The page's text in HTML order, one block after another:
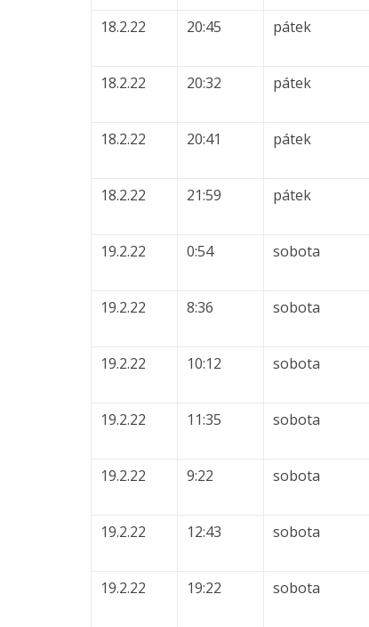
18.2.22
20:45 pátek
18.2.22
20:32 pátek
18.2.22
20:41 pátek
18.2.22
21:59 pátek
19.2.22
0:54 sobota
19.2.22
8:36 sobota
19.2.22
10:12 sobota
19.2.22
11:35 sobota
19.2.22
9:22 sobota
19.2.22
12:43 sobota
19.2.22
19:22 sobota